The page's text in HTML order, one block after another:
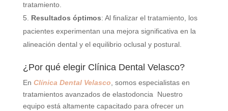
tratamiento.
Resultados óptimos: Al finalizar el tratamiento, los
pacientes experimentan una mejora significativa en la
alineación dental y el equilibrio oclusal y postural.
¿Por qué elegir Clínica Dental Velasco?
En Clínica Dental Velasco, somos especialistas en
tratamientos avanzados de elastodoncia Nuestro
equipo está altamente capacitado para ofrecer un